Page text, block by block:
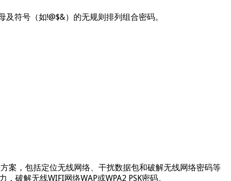
符号（如!@$&）的无规则排列组合密码。
案，包括定位无线网络、干扰数据包和破解无线网络密码等
破解无线WIFI网络WAP或WPA2 PSK密码。